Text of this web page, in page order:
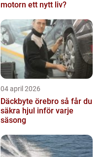
motorn ett nytt liv?
04 april 2026
Däckbyte örebro så får du
säkra hjul inför varje
säsong